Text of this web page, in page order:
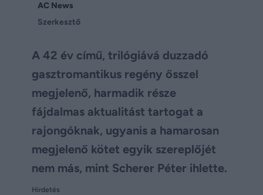
AC News
Szerkesztő
A 42 év című, trilógiává duzzadó
gasztromantikus regény ősszel
megjelenő, harmadik része
fájdalmas aktualitást tartogat a
rajongóknak, ugyanis a hamarosan
megjelenő kötet egyik szereplőjét
nem más, mint Scherer Péter ihlette.
Hirdetés